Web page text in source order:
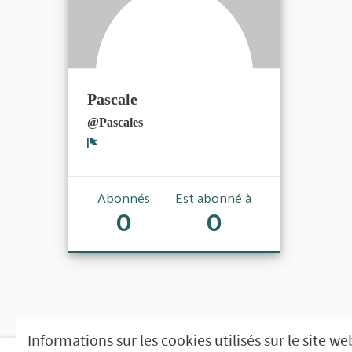
Informations sur les cookies utilisés sur le site
Pascale
@Pascales
Abonnés
0
Est abonné à
0